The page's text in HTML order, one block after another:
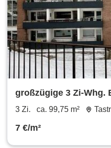
großzügige 3 Zi-Whg.
Flensburg, 4. OG
3 Zi. ca. 99,75 m²
7 €/m²